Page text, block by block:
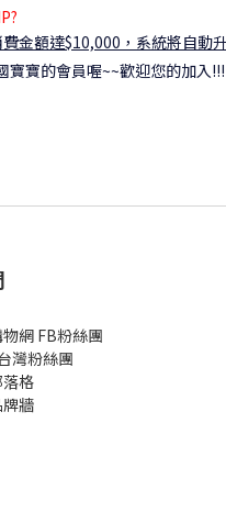
金額達$10,000，系統將自動
寶寶的會員喔~~歡迎您的加入!!!
網 FB粉絲團
灣粉絲團
格
牆